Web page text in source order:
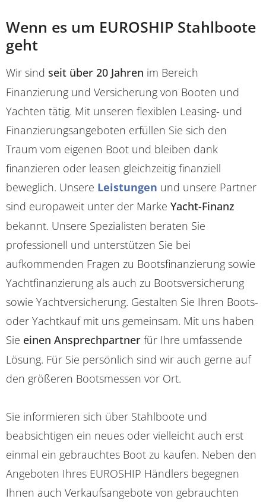
Wenn es um EUROSHIP Stahlboote
geht
Wir sind seit über 20 Jahren im Bereich
Finanzierung und Versicherung von Booten und
Yachten tätig. Mit unseren flexiblen Leasing- und
Finanzierungsangeboten erfüllen Sie sich den
Traum vom eigenen Boot und bleiben dank
finanzieren oder leasen gleichzeitig finanziell
beweglich. Unsere Leistungen und unsere Partner
sind europaweit unter der Marke Yacht-Finanz
bekannt. Unsere Spezialisten beraten Sie
professionell und unterstützen Sie bei
aufkommenden Fragen zu Bootsfinanzierung sowie
Yachtfinanzierung als auch zu Bootsversicherung
sowie Yachtversicherung. Gestalten Sie Ihren Boots-
oder Yachtkauf mit uns gemeinsam. Mit uns haben
Sie einen Ansprechpartner für Ihre umfassende
Lösung. Für Sie persönlich sind wir auch gerne auf
den größeren Bootsmessen vor Ort.
Sie informieren sich über Stahlboote und
beabsichtigen ein neues oder vielleicht auch erst
einmal ein gebrauchtes Boot zu kaufen. Neben den
Angeboten Ihres EUROSHIP Händlers begegnen
Ihnen auch Verkaufsangebote von gebrauchten